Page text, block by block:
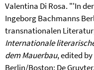
Valentina Di Rosa. "'In
Ingeborg Bachmanns
transnationalen
Internationale
dem Mauerbau, edited
Berlin/Boston: De